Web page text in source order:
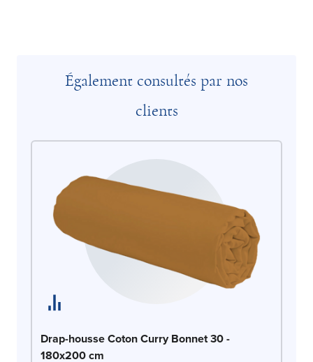
Également consultés par nos
clients
Drap-housse Coton Curry Bonnet 30 -
180x200 cm